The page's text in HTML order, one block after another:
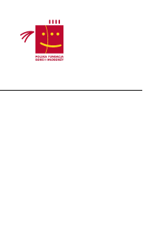
na Facebook. Strona otwiera się
artykuł na Twitter. Strona otwiera
artykuł na Linkedin. Strona